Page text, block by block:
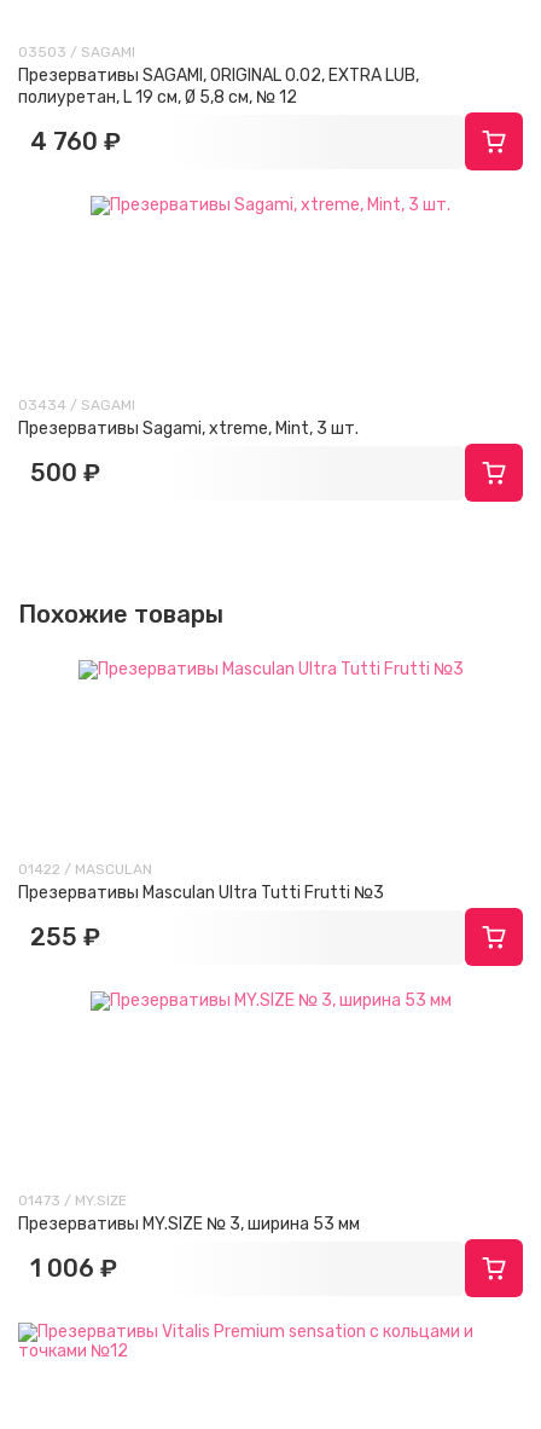
03503 / SAGAMI
Презервативы SAGAMI, ORIGINAL 0.02, EXTRA LUB,
полиуретан, L 19 см, Ø 5,8 см, № 12
4 760 ₽
03434 / SAGAMI
Презервативы Sagami, xtreme, Mint, 3 шт.
500 ₽
Похожие товары
01422 / MASCULAN
Презервативы Masculan Ultra Tutti Frutti №3
255 ₽
01473 / MY.SIZE
Презервативы MY.SIZE № 3, ширина 53 мм
1 006 ₽